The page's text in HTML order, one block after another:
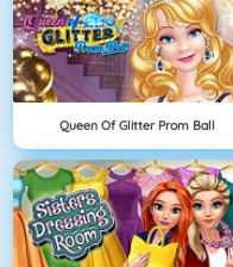
Queen Of Glitter Prom Ball